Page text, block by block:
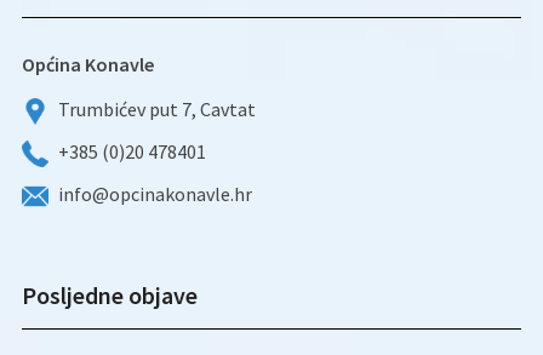
Općina Konavle
Trumbićev put 7, Cavtat
+385 (0)20 478401
info@opcinakonavle.hr
Posljedne objave